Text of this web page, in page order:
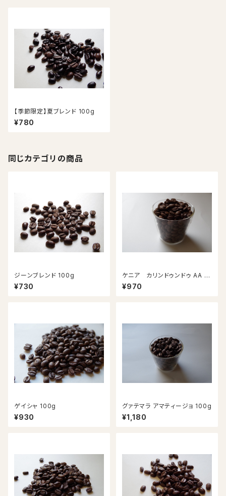
【季節限定】夏ブレンド 100g
¥780
同じカテゴリの商品
ジーンブレンド 100g
¥730
ケニア カリンドゥンドゥ AA 10
0g
¥970
ゲイシャ 100g
¥930
グァテマラ アマティージョ 100g
¥1,180